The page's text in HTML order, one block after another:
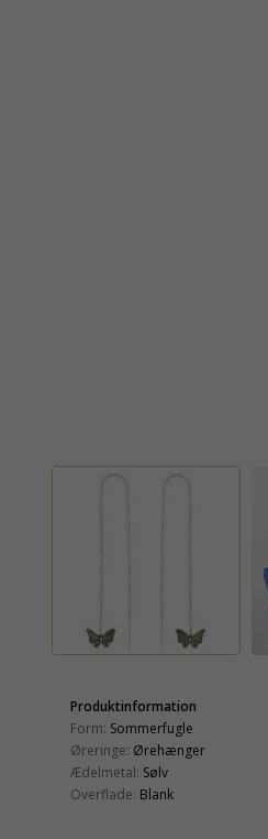
Produktinformation
Form: Sommerfugle
Øreringe: Ørehænger
Ædelmetal: Sølv
Overflade: Blank